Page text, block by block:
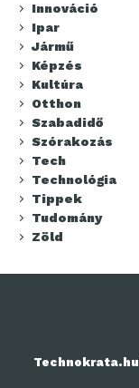
Innováció
Ipar
Jármű
Képzés
Kultúra
Otthon
Szabadidő
Szórakozás
Tech
Technológia
Tippek
Tudomány
Zöld
Technokrata.hu